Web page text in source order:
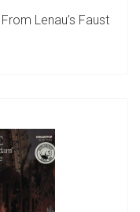
Lenau’s Faust